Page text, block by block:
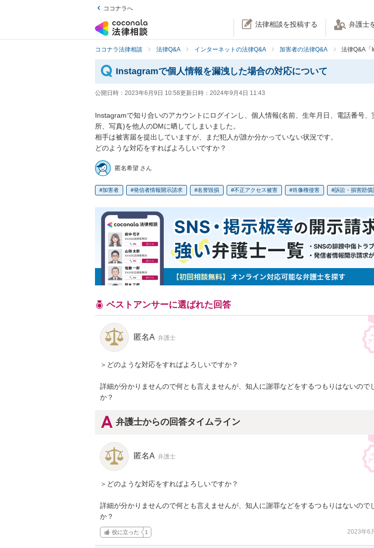
ココナラへ
法律相談を投稿する 弁護士
ココナラ法律相談 法律Q&A インターネットの法律Q&A 加害者の法律Q&A 法律Q&A「
Instagramで個人情報を漏洩した場合の対応について
公開日時： 2023年6月9日 10:58更新日時： 2024年9月4日 11:43
Instagramで知り合いのアカウントにログインし、個人情報(名前、生年月日、電話番号、
所、写真)を他人のDMに晒してしまいました。
相手は被害届を提出していますが、まだ犯人が誰か分かっていない状況です。
どのような対応をすればよろしいですか？
匿名希望 さん
加害者 発信者情報開示請求 名誉毀損 不正アクセス被害 肖像権侵害 訴訟・損害賠償
ベストアンサーに選ばれた回答
匿名A 弁護士
＞どのような対応をすればよろしいですか？
詳細が分かりませんので何とも言えませんが、知人に謝罪などをするつもりはないので
か？
弁護士からの回答タイムライン
匿名A 弁護士
＞どのような対応をすればよろしいですか？
詳細が分かりませんので何とも言えませんが、知人に謝罪などをするつもりはないので
か？
役に立った 1 2023年6